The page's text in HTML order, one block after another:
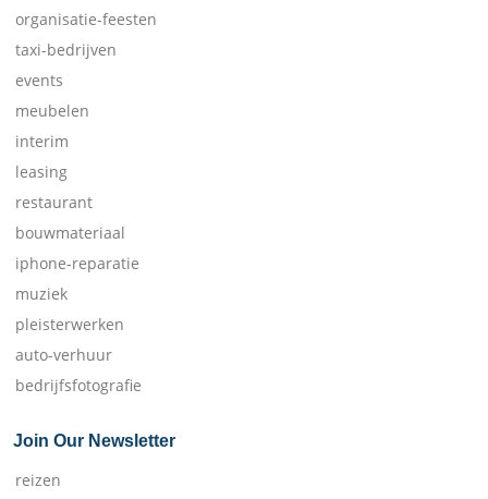
organisatie-feesten
taxi-bedrijven
events
meubelen
interim
leasing
restaurant
bouwmateriaal
iphone-reparatie
muziek
pleisterwerken
auto-verhuur
bedrijfsfotografie
Join Our Newsletter
reizen